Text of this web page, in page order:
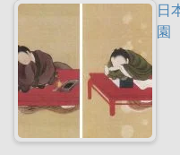
日
園